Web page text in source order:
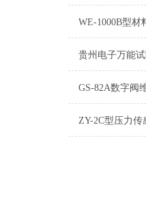
GS-82A数字阀
ZY-2C型压力